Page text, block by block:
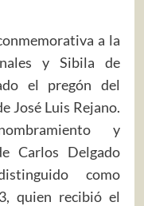
a la
y Sibila de
el pregón del
José Luis Rejano.
y
Carlos Delgado
como
quien recibió el